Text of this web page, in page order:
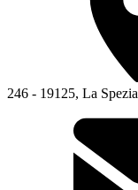
246 - 19125, La Spezia